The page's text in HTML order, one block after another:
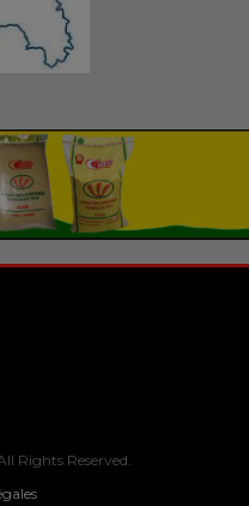
Rights Reserved.